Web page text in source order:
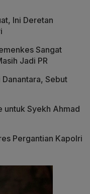
Ini Deretan
Sangat
Jadi PR
Sebut
untuk Syekh Ahmad
Pergantian Kapolri